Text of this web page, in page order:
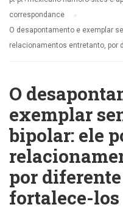
correspondance
O desapontamento e exemplar
relacionamentos entretanto, por
O
exemplar
bipolar: ele
por
fortalece-los